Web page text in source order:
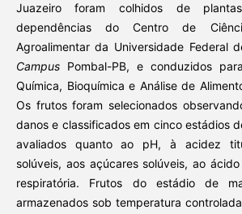
Juazeiro foram colhidos de
dependências do Centro de
Agroalimentar da Universidade Federal
CampusPombal-PB, e conduzidos
Química, Bioquímica e Análise de
Os frutos foram selecionados
danos e classificados em cinco estádios
avaliados quanto ao pH, à acidez
solúveis, aos açúcares solúveis, ao
respiratória. Frutos do estádio de
armazenados sob temperatura